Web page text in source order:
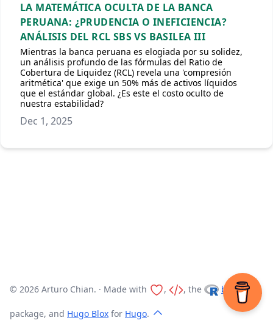
LA MATEMÁTICA OCULTA DE LA BANCA
PERUANA: ¿PRUDENCIA O INEFICIENCIA?
ANÁLISIS DEL RCL SBS VS BASILEA III
Mientras la banca peruana es elogiada por su solidez,
un análisis profundo de las fórmulas del Ratio de
Cobertura de Liquidez (RCL) revela una 'compresión
aritmética' que exige un 50% más de activos líquidos
que el estándar global. ¿Es este el costo oculto de
nuestra estabilidad?
Dec 1, 2025
© 2026 Arturo Chian. · Made with , , the blogdown
package, and Hugo Blox for Hugo.